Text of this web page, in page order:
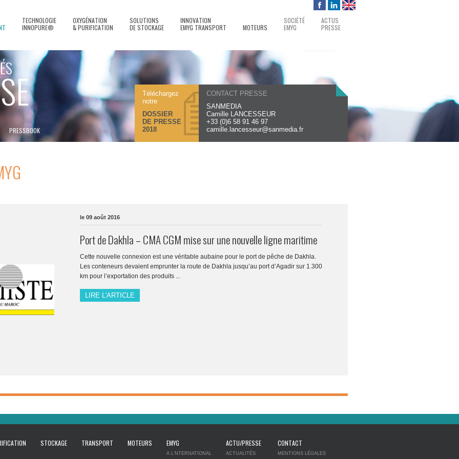
TECHNOLOGIE
INNOPURE®
OXYGÉNATION
& PURIFICATION
SOLUTIONS
DE STOCKAGE
INNOVATION
EMYG TRANSPORT
MOTEURS
SOCIÉTÉ
EMYG
ACTUS
PRESSE
PRESSBOOK
Téléchargez
notre
DOSSIER
DE PRESSE
2018
CONTACT PRESSE
SANMEDIA
Camille LANCESSEUR
+33 (0)6 58 91 46 97
camille.lancesseur@sanmedia.fr
le 09 août 2016
Port de Dakhla – CMA CGM mise sur une nouvelle ligne maritime
Cette nouvelle connexion est une véritable aubaine pour le port de pêche de Dakhla.
Les conteneurs devaient emprunter la route de Dakhla jusqu’au port d’Agadir sur 1.300
km pour l’exportation des produits ...
LIRE L'ARTICLE
STOCKAGE TRANSPORT MOTEURS EMYG
A L’NTERNATIONAL
ACTU/PRESSE
ACTUALITÉS
CONTACT
MENTIONS LÉGALES